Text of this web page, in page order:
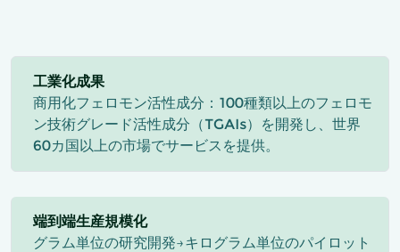
工業化成果
商用化フェロモン活性成分：100種類以上のフェロモ
ン技術グレード活性成分（TGAIs）を開発し、世界
60カ国以上の市場でサービスを提供。
端到端生産規模化
グラム単位の研究開発→キログラム単位のパイロット